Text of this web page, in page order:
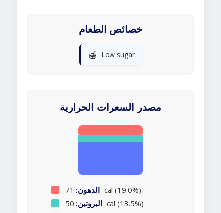
خصائص الطعام
🍯 Low sugar
مصدر السعرات الحرارية
الدهون: 71 cal (19.0%)
البروتين: 50 cal (13.5%)